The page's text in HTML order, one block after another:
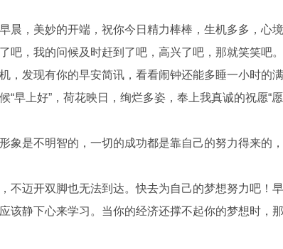
晨，美妙的开端，祝你今日精力棒棒，生机多多，心
吧，我的问候及时赶到了吧，高兴了吧，那就笑笑吧
，发现有你的早安简讯，看看闹钟还能多睡一小时的满
早上好”，荷花映日，绚烂多姿，奉上我真诚的祝愿“愿
象是不明智的，一切的成功都是靠自己的努力得来的，
不迈开双脚也无法到达。快去为自己的梦想努力吧！早
该静下心来学习。当你的经济还撑不起你的梦想时，